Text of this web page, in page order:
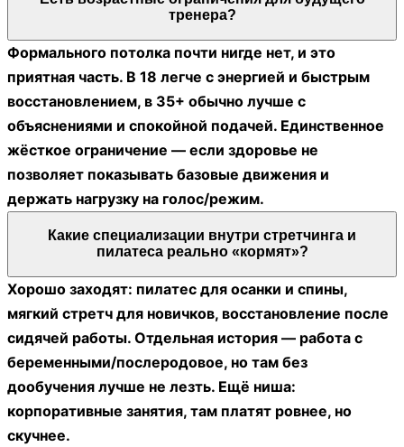
тренера?
Формального потолка почти нигде нет, и это
приятная часть. В 18 легче с энергией и быстрым
восстановлением, в 35+ обычно лучше с
объяснениями и спокойной подачей. Единственное
жёсткое ограничение — если здоровье не
позволяет показывать базовые движения и
держать нагрузку на голос/режим.
Какие специализации внутри стретчинга и
пилатеса реально «кормят»?
Хорошо заходят: пилатес для осанки и спины,
мягкий стретч для новичков, восстановление после
сидячей работы. Отдельная история — работа с
беременными/послеродовое, но там без
дообучения лучше не лезть. Ещё ниша:
корпоративные занятия, там платят ровнее, но
скучнее.